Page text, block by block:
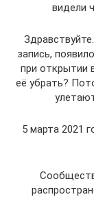
видели
запись,
при открытии
её убрать?
5 марта 2021